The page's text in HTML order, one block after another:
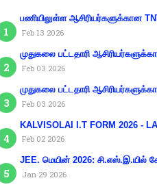
பணியிலுள்ள ஆசிரியர்களுக்கான
Feb 13 2026
முதுகலை பட்டதாரி
Feb 03 2026
முதுகலை பட்டதாரி
Feb 03 2026
KALVISOLAI I.T FORM 2026 -
Feb 02 2026
JEE. மெயின் 2026: சி.எஸ்.இ.யில்
Jan 29 2026